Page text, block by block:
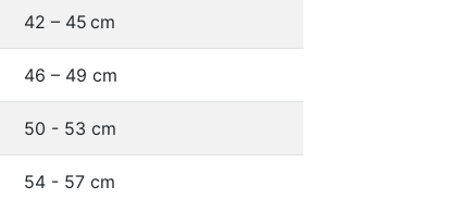
42 – 45 cm
46 – 49 cm
50 - 53 cm
54 - 57 cm